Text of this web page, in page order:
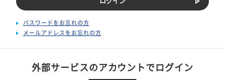
パスワードをお忘れの方
メールアドレスをお忘れの方
外部サービスのアカウントでログイン